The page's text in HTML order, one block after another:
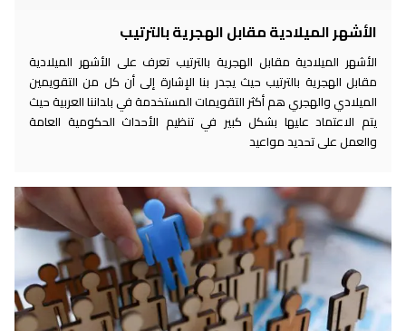
الأشهر الميلادية مقابل الهجرية بالترتيب
الأشهر الميلادية مقابل الهجرية بالترتيب تعرف على الأشهر الميلادية
مقابل الهجرية بالترتيب حيث يجدر بنا الإشارة إلى أن كل من التقويمين
الميلادي والهجري هم أكثر التقويمات المستخدمة في بلداننا العربية حيث
يتم الاعتماد عليها بشكل كبير في تنظيم الأحداث الحكومية العامة
والعمل على تحديد مواعيد